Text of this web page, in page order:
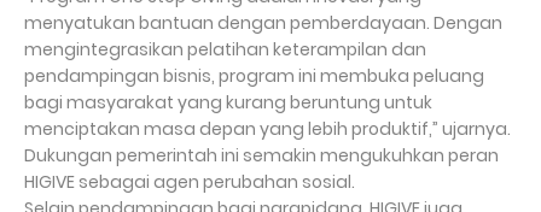
menyatukan bantuan dengan pemberdayaan. Dengan
mengintegrasikan pelatihan keterampilan dan
pendampingan bisnis, program ini membuka peluang
bagi masyarakat yang kurang beruntung untuk
menciptakan masa depan yang lebih produktif,” ujarnya.
Dukungan pemerintah ini semakin mengukuhkan peran
HIGIVE sebagai agen perubahan sosial.